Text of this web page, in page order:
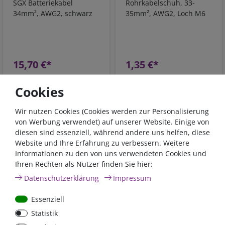
SGX Batteriekabel
34mm², AWG2, schwarz
15,70 €*
*inkl. 19% MwSt.zzgl.
Versandkosten
Rohrkabelschuh, 33-
35mm², AWG2, Loch M6
1,35 €*
Alle anzeigen
Batteriepolklemmen
Cookies
Wir nutzen Cookies (Cookies werden zur Personalisierung
von Werbung verwendet) auf unserer Website. Einige von
diesen sind essenziell, während andere uns helfen, diese
Website und Ihre Erfahrung zu verbessern. Weitere
Informationen zu den von uns verwendeten Cookies und
Ihren Rechten als Nutzer finden Sie hier:
Daten­schutz­erklärung
Impressum
Essenziell
Statistik